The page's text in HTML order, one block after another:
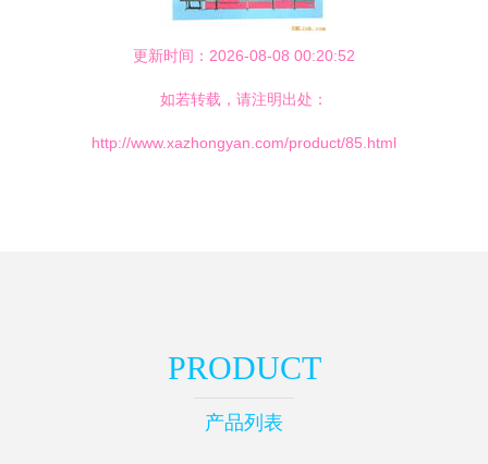
更新时间：2026-08-08 00:20:52
如若转载，请注明出处：
http://www.xazhongyan.com/product/85.html
PRODUCT
产品列表